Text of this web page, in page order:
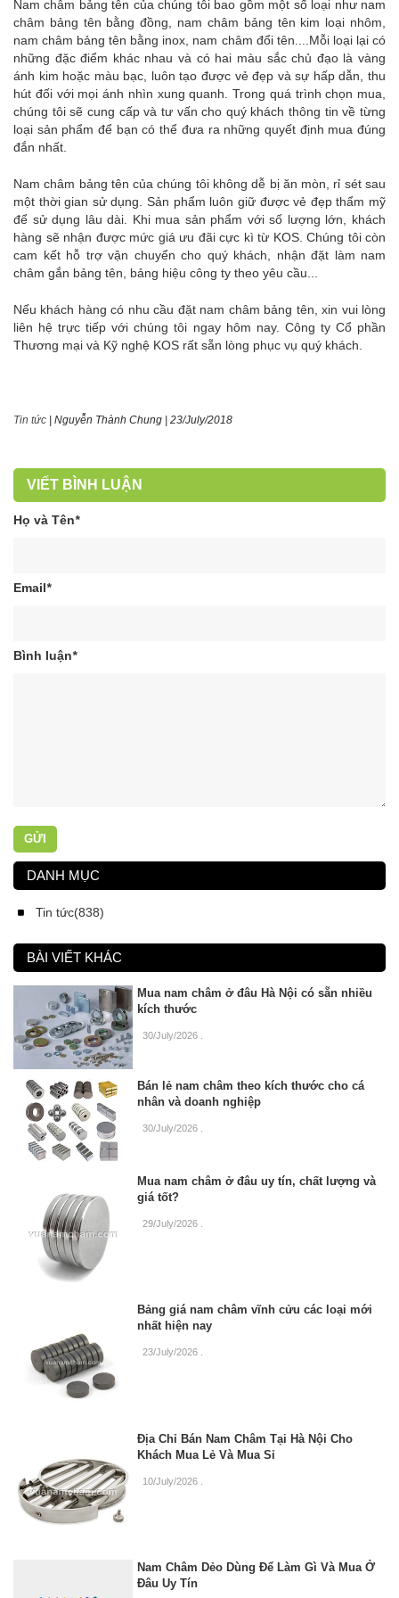
Nam châm bảng tên của chúng tôi bao gồm một số loại như nam
châm bảng tên bằng đồng, nam châm bảng tên kim loại nhôm,
nam châm bảng tên bằng inox, nam châm đổi tên....Mỗi loại lại có
những đặc điểm khác nhau và có hai màu sắc chủ đạo là vàng
ánh kim hoặc màu bạc, luôn tạo được vẻ đẹp và sự hấp dẫn, thu
hút đối với mọi ánh nhìn xung quanh. Trong quá trình chọn mua,
chúng tôi sẽ cung cấp và tư vấn cho quý khách thông tin về từng
loại sản phẩm để bạn có thể đưa ra những quyết định mua đúng
đắn nhất.
Nam châm bảng tên của chúng tôi không dễ bị ăn mòn, rỉ sét sau
một thời gian sử dụng. Sản phẩm luôn giữ được vẻ đẹp thẩm mỹ
để sử dụng lâu dài. Khi mua sản phẩm với số lượng lớn, khách
hàng sẽ nhận được mức giá ưu đãi cực kì từ KOS. Chúng tôi còn
cam kết hỗ trợ vận chuyển cho quý khách, nhận đặt làm nam
châm gắn bảng tên, bảng hiệu công ty theo yêu cầu...
Nếu khách hàng có nhu cầu đặt nam châm bảng tên, xin vui lòng
liên hệ trực tiếp với chúng tôi ngay hôm nay. Công ty Cổ phần
Thương mại và Kỹ nghệ KOS rất sẵn lòng phục vụ quý khách.
Tin tức Nguyễn Thành Chung 23/July/2018
VIẾT BÌNH LUẬN
Họ và Tên*
Email*
Bình luận*
GỬI
DANH MỤC
Tin tức(838)
BÀI VIẾT KHÁC
Mua nam châm ở đâu Hà Nội có sẵn nhiều
kích thước
30/July/2026
Bán lẻ nam châm theo kích thước cho cá
nhân và doanh nghiệp
30/July/2026
Mua nam châm ở đâu uy tín, chất lượng và
giá tốt?
29/July/2026
Bảng giá nam châm vĩnh cửu các loại mới
nhất hiện nay
23/July/2026 .
Địa Chỉ Bán Nam Châm Tại Hà Nội Cho
Khách Mua Lẻ Và Mua Sỉ
10/July/2026
Nam Châm Dẻo Dùng Để Làm Gì Và Mua Ở
Đâu Uy Tín